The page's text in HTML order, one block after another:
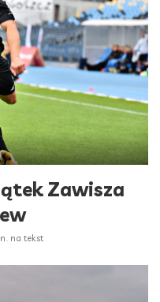
Zawisza
na tekst